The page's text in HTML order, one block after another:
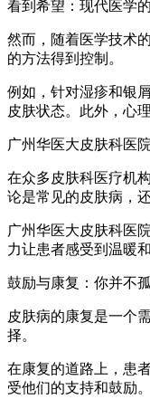
看到希望：现代医学
然而，随着医学技术
的方法得到控制。
例如，针对湿疹和银
皮肤状态。此外，心
广州华医大皮肤科医
在众多皮肤科医疗机
论是常见的皮肤病，
广州华医大皮肤科医
力让患者感受到温暖和
鼓励与康复：你并不
皮肤病的康复是一个
择。
在康复的道路上，患
受他们的支持和鼓励